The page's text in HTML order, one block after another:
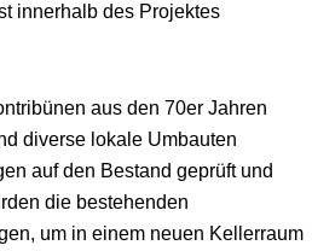
innerhalb des Projektes
aus den 70er Jahren
diverse lokale Umbauten
auf den Bestand geprüft und
die bestehenden
um in einem neuen Kellerraum